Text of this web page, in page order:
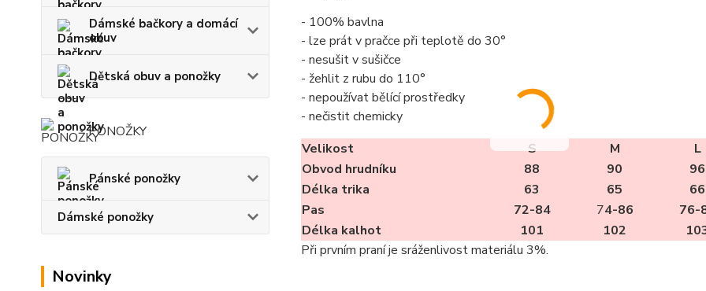
Dámské bačkory a domácí
obuv
Dětská obuv a ponožky
PONOŽKY
Pánské ponožky
Dámské ponožky
Novinky
- 100% bavlna
- lze prát v pračce při teplotě do 30°
- nesušit v sušičce
- žehlit z rubu do 110°
- nepoužívat bělící prostředky
- nečistit chemicky
Velikost
S M L
Obvod hrudníku
88 90 96
Délka trika
63 65 66
Pas
72-84 74-86 76-
Délka kalhot
101 102
Při prvním praní je sráženlivost materiálu 3%.